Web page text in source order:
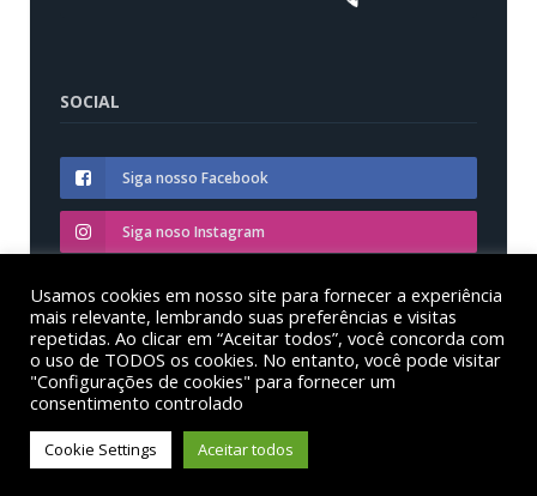
SOCIAL
Siga nosso Facebook
Siga noso Instagram
Siga nosso YouTube
© Sinditest – Sindicato dos trabalhadores em educação
das instituições federais de ensino superior no estado
do Paraná
Usamos cookies em nosso site para fornecer a experiência
mais relevante, lembrando suas preferências e visitas
repetidas. Ao clicar em “Aceitar todos”, você concorda com
o uso de TODOS os cookies. No entanto, você pode visitar
"Configurações de cookies" para fornecer um
consentimento controlado
Cookie Settings Aceitar todos